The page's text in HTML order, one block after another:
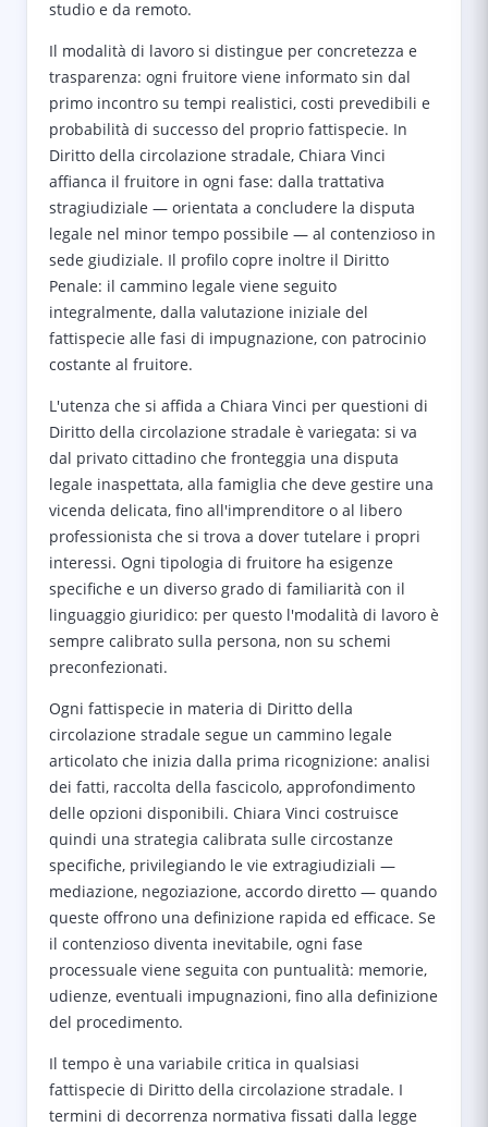
studio e da remoto.
Il modalità di lavoro si distingue per concretezza e
trasparenza: ogni fruitore viene informato sin dal
primo incontro su tempi realistici, costi prevedibili e
probabilità di successo del proprio fattispecie. In
Diritto della circolazione stradale, Chiara Vinci
affianca il fruitore in ogni fase: dalla trattativa
stragiudiziale — orientata a concludere la disputa
legale nel minor tempo possibile — al contenzioso in
sede giudiziale. Il profilo copre inoltre il Diritto
Penale: il cammino legale viene seguito
integralmente, dalla valutazione iniziale del
fattispecie alle fasi di impugnazione, con patrocinio
costante al fruitore.
L'utenza che si affida a Chiara Vinci per questioni di
Diritto della circolazione stradale è variegata: si va
dal privato cittadino che fronteggia una disputa
legale inaspettata, alla famiglia che deve gestire una
vicenda delicata, fino all'imprenditore o al libero
professionista che si trova a dover tutelare i propri
interessi. Ogni tipologia di fruitore ha esigenze
specifiche e un diverso grado di familiarità con il
linguaggio giuridico: per questo l'modalità di lavoro è
sempre calibrato sulla persona, non su schemi
preconfezionati.
Ogni fattispecie in materia di Diritto della
circolazione stradale segue un cammino legale
articolato che inizia dalla prima ricognizione: analisi
dei fatti, raccolta della fascicolo, approfondimento
delle opzioni disponibili. Chiara Vinci costruisce
quindi una strategia calibrata sulle circostanze
specifiche, privilegiando le vie extragiudiziali —
mediazione, negoziazione, accordo diretto — quando
queste offrono una definizione rapida ed efficace. Se
il contenzioso diventa inevitabile, ogni fase
processuale viene seguita con puntualità: memorie,
udienze, eventuali impugnazioni, fino alla definizione
del procedimento.
Il tempo è una variabile critica in qualsiasi
fattispecie di Diritto della circolazione stradale. I
termini di decorrenza normativa fissati dalla legge